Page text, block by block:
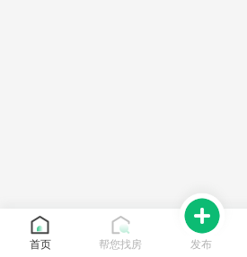
首页 帮您找房 发布